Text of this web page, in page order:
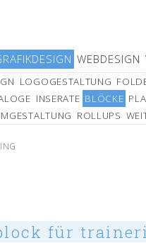
WEBDESIGN
LOGOGESTALTUNG
INSERATE BLÖCKE
ROLLUPS
für